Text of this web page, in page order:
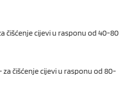
čišćenje cijevi u rasponu od 40-80
za čišćenje cijevi u rasponu od 80-